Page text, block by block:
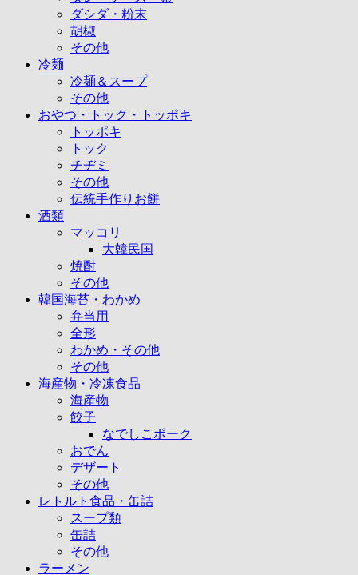
ダシダ・粉末
胡椒
その他
冷麺
冷麺＆スープ
その他
おやつ・トック・トッポキ
トッポキ
トック
チヂミ
その他
伝統手作りお餅
酒類
マッコリ
大韓民国
焼酎
その他
韓国海苔・わかめ
弁当用
全形
わかめ・その他
その他
海産物・冷凍食品
海産物
餃子
なでしこポーク
おでん
デザート
その他
レトルト食品・缶詰
スープ類
缶詰
その他
ラーメン